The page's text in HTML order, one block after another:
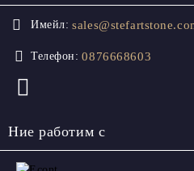
Имейл:
Телефон: 0876668603
Ние работим с